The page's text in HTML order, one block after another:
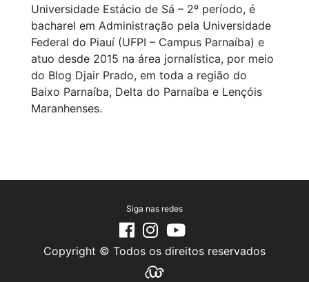
Universidade Estácio de Sá – 2º período, é
bacharel em Administração pela Universidade
Federal do Piauí (UFPI – Campus Parnaíba) e
atuo desde 2015 na área jornalística, por meio
do Blog Djair Prado, em toda a região do
Baixo Parnaíba, Delta do Parnaíba e Lençóis
Maranhenses.
Siga nas redes
Copyright © Todos os direitos reservados